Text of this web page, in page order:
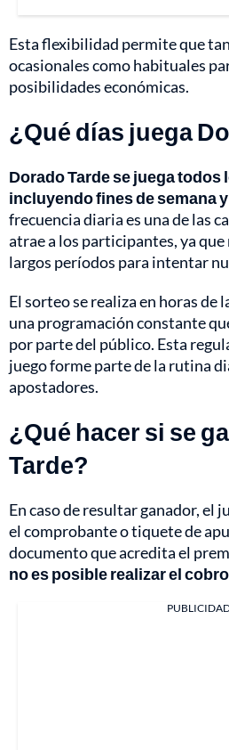
Esta flexibilidad permite que
ocasionales como habituales
posibilidades económicas.
¿Qué días juega
Dorado Tarde se juega todos
incluyendo fines de semana
frecuencia diaria es una de las
atrae a los participantes, ya
largos períodos para intentar
El sorteo se realiza en horas de
una programación constante
por parte del público. Esta
juego forme parte de la rutina
apostadores.
¿Qué hacer si se
Tarde?
En caso de resultar ganador, el
el comprobante o tiquete de
documento que acredita el
no es posible realizar el